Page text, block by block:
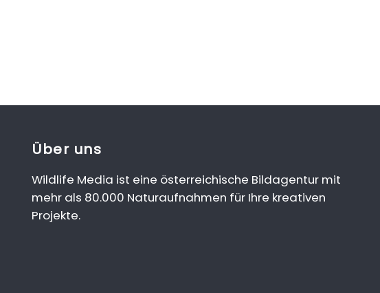
Über uns
Wildlife Media ist eine österreichische Bildagentur mit
mehr als 80.000 Naturaufnahmen für Ihre kreativen
Projekte.